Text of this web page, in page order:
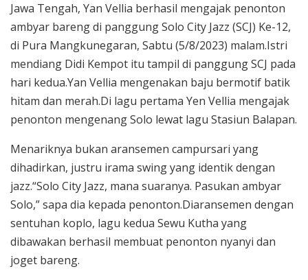
Jawa Tengah, Yan Vellia berhasil mengajak penonton
ambyar bareng di panggung Solo City Jazz (SCJ) Ke-12,
di Pura Mangkunegaran, Sabtu (5/8/2023) malam.Istri
mendiang Didi Kempot itu tampil di panggung SCJ pada
hari kedua.Yan Vellia mengenakan baju bermotif batik
hitam dan merah.Di lagu pertama Yen Vellia mengajak
penonton mengenang Solo lewat lagu Stasiun Balapan.
Menariknya bukan aransemen campursari yang
dihadirkan, justru irama swing yang identik dengan
jazz.“Solo City Jazz, mana suaranya. Pasukan ambyar
Solo,” sapa dia kepada penonton.Diaransemen dengan
sentuhan koplo, lagu kedua Sewu Kutha yang
dibawakan berhasil membuat penonton nyanyi dan
joget bareng.